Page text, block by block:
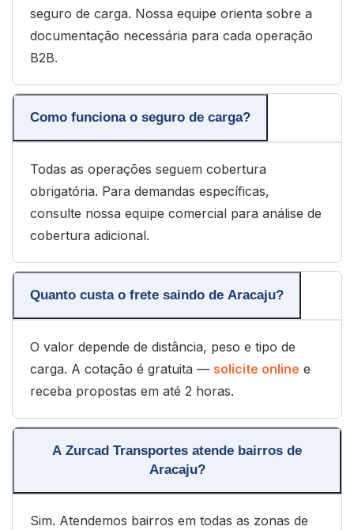
seguro de carga. Nossa equipe orienta sobre a
documentação necessária para cada operação
B2B.
Como funciona o seguro de carga?
Todas as operações seguem cobertura
obrigatória. Para demandas específicas,
consulte nossa equipe comercial para análise de
cobertura adicional.
Quanto custa o frete saindo de Aracaju?
O valor depende de distância, peso e tipo de
carga. A cotação é gratuita — solicite online e
receba propostas em até 2 horas.
A Zurcad Transportes atende bairros de
Aracaju?
Sim. Atendemos bairros em todas as zonas de